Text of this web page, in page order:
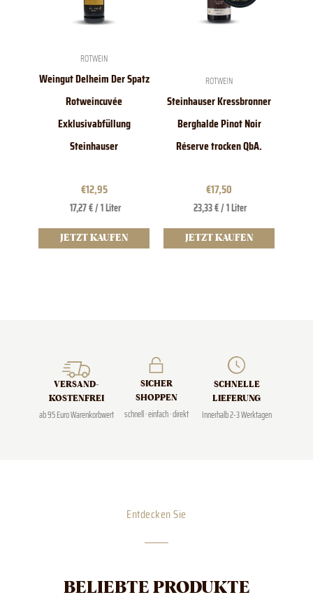
ROTWEIN
Weingut Delheim Der Spatz
Rotweincuvée
Exklusivabfüllung
Steinhauser
€12,95
17,27 € / 1 Liter
JETZT KAUFEN
ROTWEIN
Steinhauser Kressbronner
Berghalde Pinot Noir
Réserve trocken QbA.
€17,50
23,33 € / 1 Liter
JETZT KAUFEN
VERSAND­
KOSTENFREI
ab 95 Euro Warenkorbwert
SICHER
SHOPPEN
schnell · einfach · direkt
SCHNELLE
LIEFERUNG
Innerhalb 2-3 Werktagen
Entdecken Sie
BELIEBTE PRODUKTE